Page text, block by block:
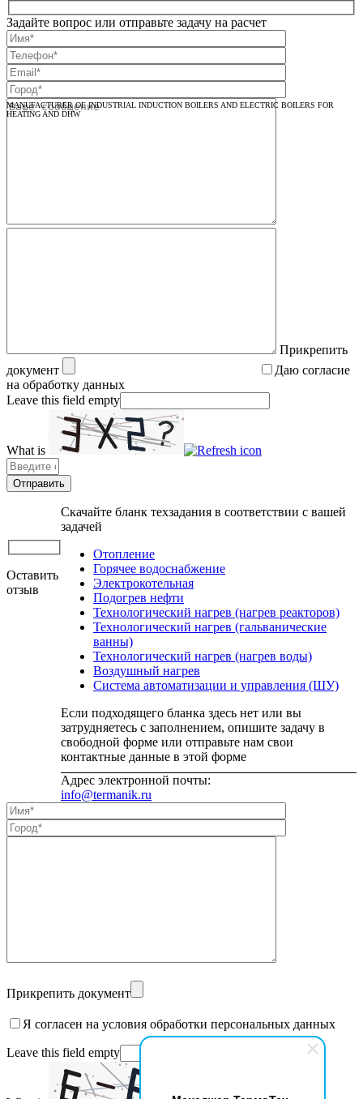
MANUFACTURER OF INDUSTRIAL INDUCTION BOILERS AND ELECTRIC BOILERS FOR
HEATING AND DHW
Задайте вопрос или отправьте задачу на расчет
Прикрепить
документ
Даю согласие
на обработку данных
Leave this field empty
What is
Solve
the
math
in
the
to
continue.
Скачайте бланк техзадания в соответствии с вашей
задачей
Отопление
Горячее водоснабжение
Электрокотельная
Подогрев нефти
Технологический нагрев (нагрев реакторов)
Технологический нагрев (гальванические
ванны)
Технологический нагрев (нагрев воды)
Воздушный нагрев
Система автоматизации и управления (ШУ)
Если подходящего бланка здесь нет или вы
затрудняетесь с заполнением, опишите задачу в
свободной форме или отправьте нам свои
контактные данные в этой форме
Адрес электронной почты:
info@termanik.ru
Оставить
отзыв
Прикрепить документ
Я согласен на условия обработки персональных данных
Leave this field empty